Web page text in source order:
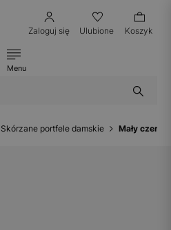
Zaloguj się Ulubione Koszyk
Menu
Skórzane portfele damskie Mały